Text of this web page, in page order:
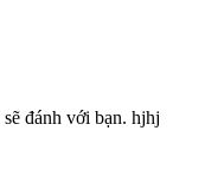
đánh với bạn. hjhj